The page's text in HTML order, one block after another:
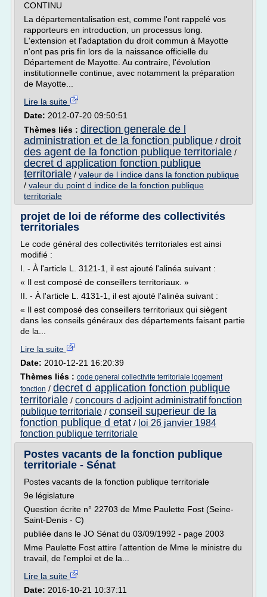
CONTINU
La départementalisation est, comme l'ont rappelé vos
rapporteurs en introduction, un processus long.
L'extension et l'adaptation du droit commun à Mayotte
n'ont pas pris fin lors de la naissance officielle du
Département de Mayotte. Au contraire, l'évolution
institutionnelle continue, avec notamment la préparation
de Mayotte...
Lire la suite
Date: 2012-07-20 09:50:51
Thèmes liés : direction generale de l
administration et de la fonction publique / droit
des agent de la fonction publique territoriale /
decret d application fonction publique
territoriale / valeur de l indice dans la fonction publique
/ valeur du point d indice de la fonction publique
territoriale
projet de loi de réforme des collectivités
territoriales
Le code général des collectivités territoriales est ainsi
modifié :
I. - À l'article L. 3121-1, il est ajouté l'alinéa suivant :
« Il est composé de conseillers territoriaux. »
II. - À l'article L. 4131-1, il est ajouté l'alinéa suivant :
« Il est composé des conseillers territoriaux qui siègent
dans les conseils généraux des départements faisant partie
de la...
Lire la suite
Date: 2010-12-21 16:20:39
Thèmes liés : code general collectivite territoriale logement
fonction / decret d application fonction publique
territoriale / concours d adjoint administratif fonction
publique territoriale / conseil superieur de la
fonction publique d etat / loi 26 janvier 1984
fonction publique territoriale
Postes vacants de la fonction publique
territoriale - Sénat
Postes vacants de la fonction publique territoriale
9e législature
Question écrite n° 22703 de Mme Paulette Fost (Seine-
Saint-Denis - C)
publiée dans le JO Sénat du 03/09/1992 - page 2003
Mme Paulette Fost attire l'attention de Mme le ministre du
travail, de l'emploi et de la...
Lire la suite
Date: 2016-10-21 10:37:11